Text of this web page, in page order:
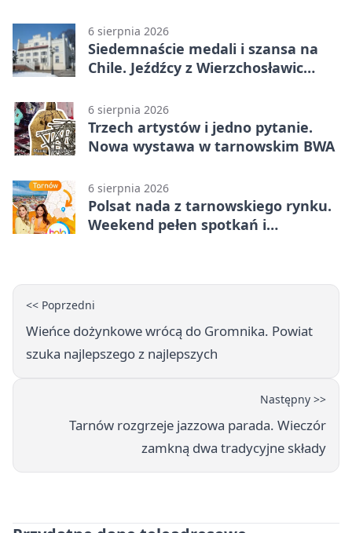
6 sierpnia 2026
Siedemnaście medali i szansa na
Chile. Jeźdźcy z Wierzchosławic
6 sierpnia 2026
Trzech artystów i jedno pytanie.
Nowa wystawa w tarnowskim BWA
6 sierpnia 2026
Polsat nada z tarnowskiego rynku.
Weekend pełen spotkań i
<< Poprzedni
Wieńce dożynkowe wrócą do Gromnika. Powiat
szuka najlepszego z najlepszych
Następny >>
Tarnów rozgrzeje jazzowa parada. Wieczór
zamkną dwa tradycyjne składy